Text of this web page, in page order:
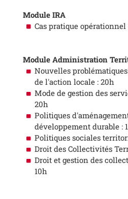
Module IRA
Cas pratique opérationnel
Module Administration
Nouvelles
de l'action locale : 20h
Mode de gestion des
20h
Politiques
développement durable :
Politiques sociales
Droit des Collectivités
Droit et gestion des
10h